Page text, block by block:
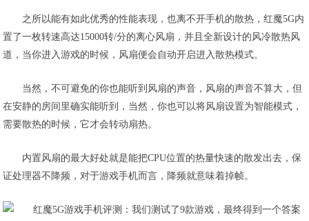
之所以能有如此优秀的性能表现，也离不开手机的散热，红魔5G内
置了一枚转速高达15000转/分的离心风扇，并且全新设计的风冷散热风
道，当你进入游戏的时候，风扇便会自动开启进入散热模式。
当然，不可避免的你也能听到风扇的声音， 风扇的声音不算大，但
在安静的房间里确实能听到 ，当然，你也可以将风扇设置为智能模式，
需要散热的时候，它才会转动扇热。
内置风扇的最大好处就是能把CPU位置的热量快速的散发出去，保
证处理器不降频，对于游戏手机而言，降频就意味着掉帧。